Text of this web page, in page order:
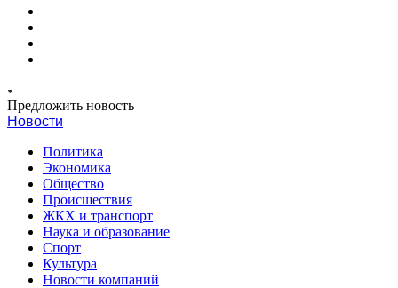
Предложить новость
Новости
Политика
Экономика
Общество
Происшествия
ЖКХ и транспорт
Наука и образование
Спорт
Культура
Новости компаний